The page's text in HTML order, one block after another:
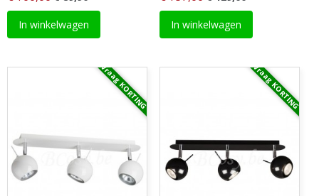
In winkelwagen In winkelwagen
Vraag KORTING Vraag KORTING